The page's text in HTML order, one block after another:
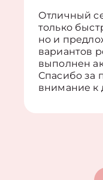
Отличный
только
но и
вариантов
выполнен
Спасибо за
внимание к